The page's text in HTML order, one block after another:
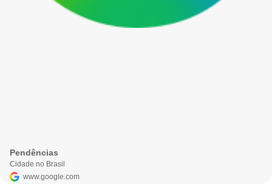
Pendências
Cidade no Brasil
www.google.com